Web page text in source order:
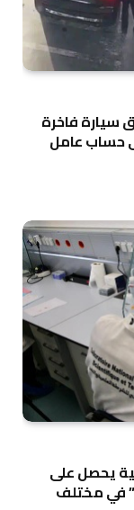
سيارة فاخرة
حساب عامل
يحصل على
شهادة الاعتماد الدولي “ISO/CEI 17025” في مختلف